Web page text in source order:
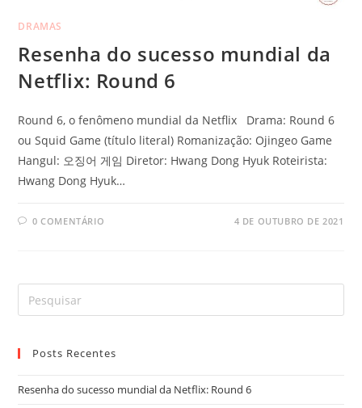
DRAMAS
Resenha do sucesso mundial da
Netflix: Round 6
Round 6, o fenômeno mundial da Netflix Drama: Round 6
ou Squid Game (título literal) Romanização: Ojingeo Game
Hangul: 오징어 게임 Diretor: Hwang Dong Hyuk Roteirista:
Hwang Dong Hyuk…
0 COMENTÁRIO 4 DE OUTUBRO DE 2021
Posts Recentes
Resenha do sucesso mundial da Netflix: Round 6